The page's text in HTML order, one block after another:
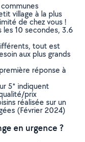
village à la plus
de chez vous !
10 secondes, 3.6
tout est
aux plus grands
réponse à
5* indiquent
prix
réalisée sur un
(Février 2024)
en urgence ?